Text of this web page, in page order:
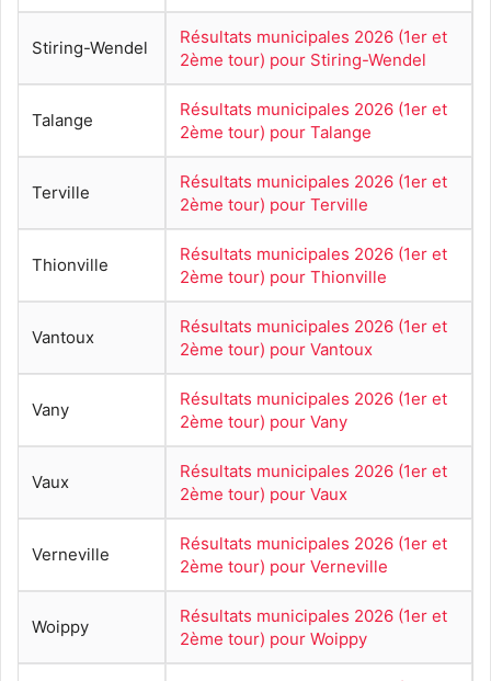
Stiring-Wendel
Résultats municipales 2026 (1er et
2ème tour) pour Stiring-Wendel
Talange
Résultats municipales 2026 (1er et
2ème tour) pour Talange
Terville
Résultats municipales 2026 (1er et
2ème tour) pour Terville
Thionville
Résultats municipales 2026 (1er et
2ème tour) pour Thionville
Vantoux
Résultats municipales 2026 (1er et
2ème tour) pour Vantoux
Vany
Résultats municipales 2026 (1er et
2ème tour) pour Vany
Vaux
Résultats municipales 2026 (1er et
2ème tour) pour Vaux
Verneville
Résultats municipales 2026 (1er et
2ème tour) pour Verneville
Woippy
Résultats municipales 2026 (1er et
2ème tour) pour Woippy